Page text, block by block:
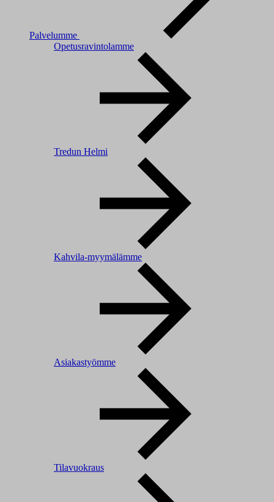
Palvelumme
Opetusravintolamme
Tredun Helmi
Kahvila-myymälämme
Asiakastyömme
Tilavuokraus